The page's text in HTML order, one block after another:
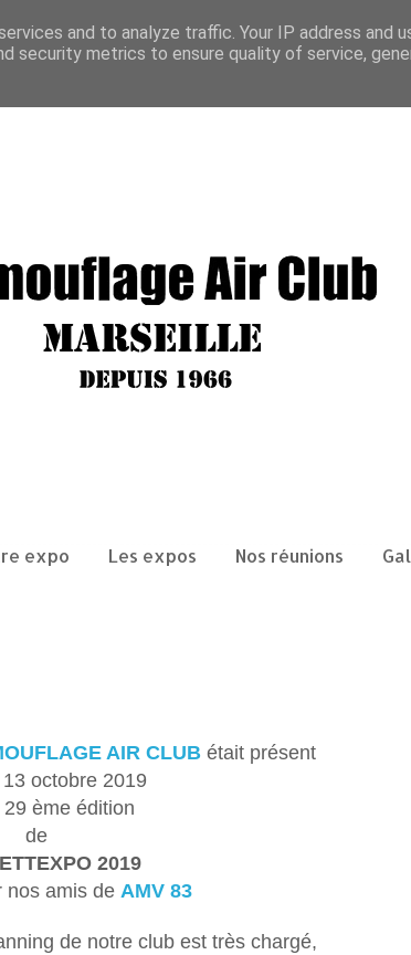
expo Les expos Nos réunions
AIR CLUB était présent
13 octobre 2019
ème édition
de
2019
nos amis de AMV 83
de notre club est très chargé,
and to analyze traffic. Your IP address and
security metrics to ensure quality of service,